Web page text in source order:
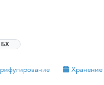
БХ
Хранение